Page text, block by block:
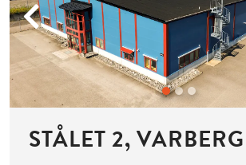
Previous
STÅLET 2, VARBERG